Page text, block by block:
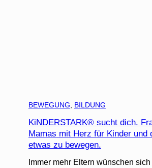
BEWEGUNG BILDUNG
KiNDERSTARK® sucht dich.
Mamas mit Herz für Kinder und
etwas zu bewegen.
Immer mehr Eltern wünschen